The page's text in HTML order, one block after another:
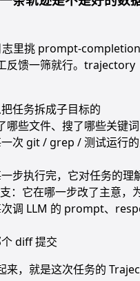
志里挑 prompt-
反馈一筛就行。trajectory
任务拆成子目标的
哪些文件、搜了哪些关键词
次 git / grep / 测试运行
步执行完，它对任务的理
：它在哪一步改了主意，
次调 LLM 的 prompt、
diff 提交
来，就是这次任务的